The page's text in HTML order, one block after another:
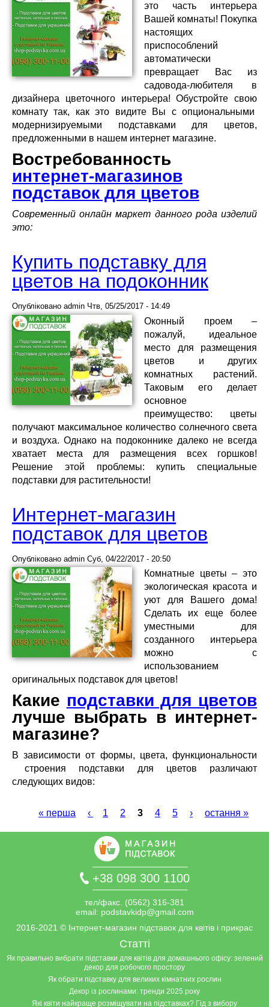
это часть интерьера
Вашей комнаты! Покупка
настоящих
приспособлений
автоматически
превращает Вас из
садовода-любителя в
дизайнера цветочного интерьера! Обустройте свою
комнату так, как это видите Вы с опциональными
модернизируемыми подставками для цветов,
предложенными в нашем интернет магазине.
Востребованность
интернет-магазинов
подставок для цветов
Современный онлайн маркет данного рода изделий
это:
Купить подставку для
цветов на подоконник
Опубліковано admin Чтв, 05/25/2017 - 14:49
Оконный проем –
пожалуй, идеальное
место для размещения
цветов и других
комнатных растений.
Таковым его делает
основное
преимущество: цветы
получают максимальное количество солнечного света
и воздуха. Однако на подоконнике далеко не всегда
хватает места для размещения всех горшков!
Решение этой проблемы: купить специальные
подставки для растительности!
Интернет-магазин
подставок для цветов
Опубліковано admin Суб, 04/22/2017 - 20:50
Комнатные цветы – это
экологическая красота и
уют для Вашего дома!
Сделать их еще более
уместными для
созданного интерьера
можно с
использованием
оригинальных подставок для цветов!
Какие подставки для цветов
лучше выбрать в интернет-
магазине?
В зависимости от формы, цвета, функциональности
строения подставки для цветов различают
следующих видов:
Сторінки
« перша ‹ 1 2 3 4 5 › остання »
+38 098 300 1100
тел/факс. (0562) 316-381
email: podstavkidp@gmail.com
2016-2021 © Інтернет-магазин підставок для квітів і прикрас
Статті
Як правильно вибрати підставки для квітів для домашнього офісу: зелений
декор для робочого простору
Як обрати підставку для великих кімнатних рослин
Декор із рослинами: тренди 2025 року
Які квіти найкраще розміщувати на підставках? Гід з вибору